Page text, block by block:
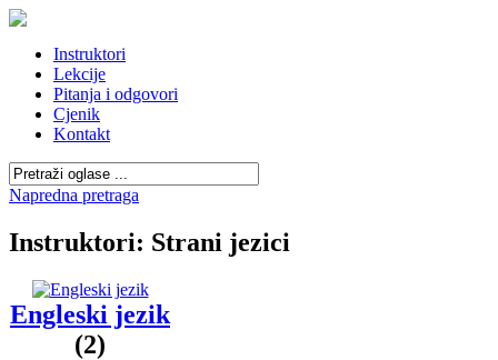
Instruktori
Lekcije
Pitanja i odgovori
Cjenik
Kontakt
Napredna pretraga
Instruktori: Strani jezici
Engleski jezik
(2)